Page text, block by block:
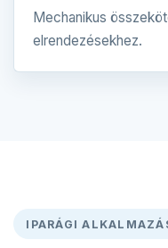
Mechanikus
elrendezésekhez.
IPARÁGI